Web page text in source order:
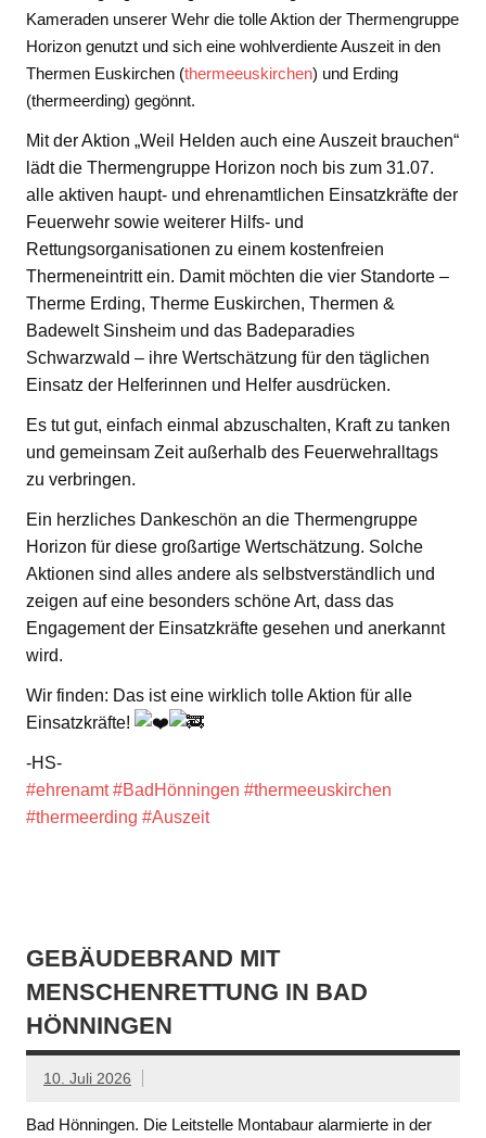
Kameraden unserer Wehr die tolle Aktion der Thermengruppe
Horizon genutzt und sich eine wohlverdiente Auszeit in den
Thermen Euskirchen (thermeeuskirchen) und Erding
(thermeerding) gegönnt.
Mit der Aktion „Weil Helden auch eine Auszeit brauchen“
lädt die Thermengruppe Horizon noch bis zum 31.07.
alle aktiven haupt- und ehrenamtlichen Einsatzkräfte der
Feuerwehr sowie weiterer Hilfs- und
Rettungsorganisationen zu einem kostenfreien
Thermeneintritt ein. Damit möchten die vier Standorte –
Therme Erding, Therme Euskirchen, Thermen &
Badewelt Sinsheim und das Badeparadies
Schwarzwald – ihre Wertschätzung für den täglichen
Einsatz der Helferinnen und Helfer ausdrücken.
Es tut gut, einfach einmal abzuschalten, Kraft zu tanken
und gemeinsam Zeit außerhalb des Feuerwehralltags
zu verbringen.
Ein herzliches Dankeschön an die Thermengruppe
Horizon für diese großartige Wertschätzung. Solche
Aktionen sind alles andere als selbstverständlich und
zeigen auf eine besonders schöne Art, dass das
Engagement der Einsatzkräfte gesehen und anerkannt
wird.
Wir finden: Das ist eine wirklich tolle Aktion für alle
Einsatzkräfte!
-HS-
#ehrenamt #BadHönningen #thermeeuskirchen
#thermeerding #Auszeit
GEBÄUDEBRAND MIT
MENSCHENRETTUNG IN BAD
HÖNNINGEN
10. Juli 2026
Bad Hönningen. Die Leitstelle Montabaur alarmierte in der